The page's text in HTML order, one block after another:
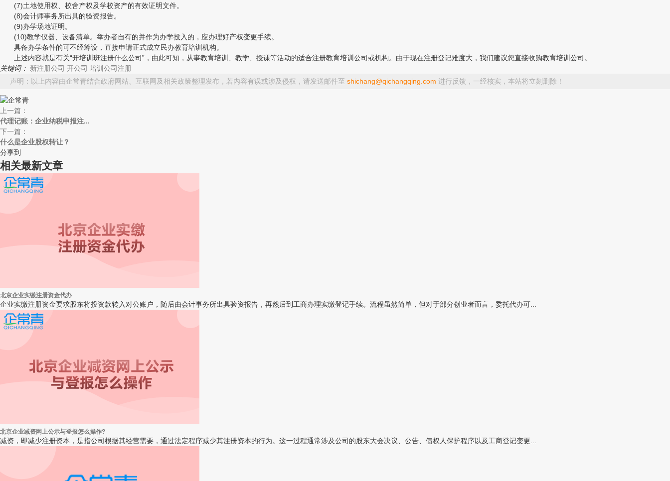
(7)土地使用权、校舍产权及学校资产的有效证明文件。
(8)会计师事务所出具的验资报告。
(9)办学场地证明。
(10)教学仪器、设备清单。举办者自有的并作为办学投入的，应办理好产权变更手续。
具备办学条件的可不经筹设，直接申请正式成立民办教育培训机构。
上述内容就是有关“开培训班注册什么公司”，由此可知，从事教育培训、教学、授课等活动的适合注册教育培训公司或机构。由于现在注册登记难度大，我们建议您直接收购教育培训公司。
关键词： 新注册公司 开公司 培训公司注册
声明：以上内容由企常青结合政府网站、互联网及相关政策整理发布，若内容有误或涉及侵权，请发送邮件至 shichang@qichangqing.com 进行反馈，一经核实，本站将立刻删除！
上一篇：
代理记账：企业纳税申报注...
下一篇：
什么是企业股权转让？
分享到
相关最新文章
北京企业实缴注册资金代办
企业实缴注册资金要求股东将投资款转入对公账户，随后由会计事务所出具验资报告，再然后到工商办理实缴登记手续。流程虽然简单，但对于部分创业者而言，委托代办可...
北京企业减资网上公示与登报怎么操作?
减资，即减少注册资本，是指公司根据其经营需要，通过法定程序减少其注册资本的行为。这一过程通常涉及公司的股东大会决议、公告、债权人保护程序以及工商登记变更...